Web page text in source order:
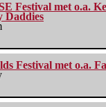
Festival met o.a.
Daddies
Festival met o.a.